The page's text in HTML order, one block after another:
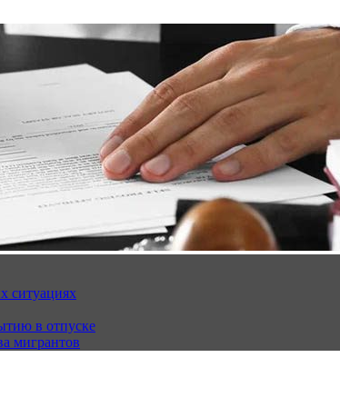
ситуациях
в отпуске
мигрантов